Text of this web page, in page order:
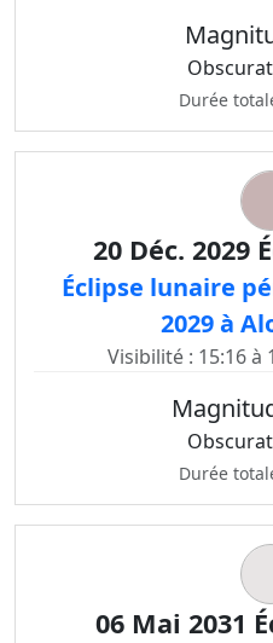
Durée
20 Déc. 2029
Éclipse lunaire
2029 à
Visibilité : 15:16 à
Durée
06 Mai 2031